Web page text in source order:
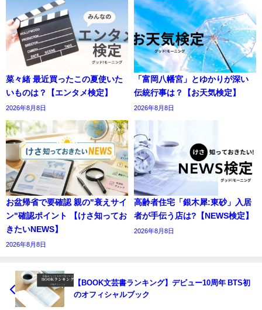
菜々緒 最近買ったこの夏使いた
いものは？【エンタメ検定】
2026年8月8日
「富岡八幡宮」とゆかりが深い
伝統行事は？【お天気検定】
2026年8月8日
お盆帰省で要確認 親の"衰えサイ
ン"確認ポイント 【けさ知ってお
きたいNEWS】
2026年8月8日
高齢者住宅「銀木犀:東砂」入居
者が手伝う店は?【NEWS検定】
2026年8月8日
【BOOK文芸書ランキング】デビュー10周年 BTS初
のオフィシャルブック